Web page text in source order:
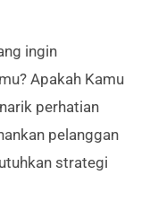
ingin
Apakah Kamu
perhatian
pelanggan
strategi